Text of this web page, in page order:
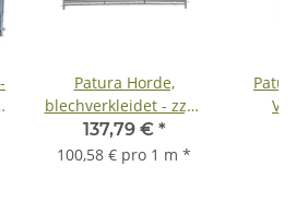
Patura Horde,
blechverkleidet - zzgl.
Fracht
137,79 € *
100,58 € pro 1 m *